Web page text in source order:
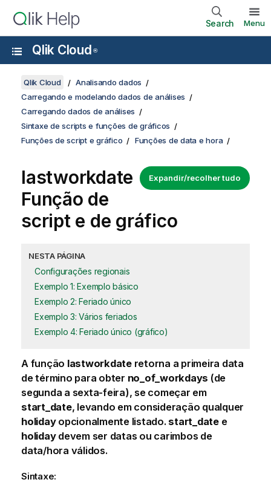
Search Menu
Qlik Cloud ®
Qlik Cloud
Analisando dados
Carregando e modelando dados de análises
Carregando dados de análises
Sintaxe de scripts e funções de gráficos
Funções de script e gráfico
Funções de data e hora
Expandir/recolher tudo
lastworkdate
Função de
script e de gráfico
NESTA PÁGINA
Configurações regionais
Exemplo 1: Exemplo básico
Exemplo 2: Feriado único
Exemplo 3: Vários feriados
Exemplo 4: Feriado único (gráfico)
A função lastworkdateretorna a primeira data
de término para obter no_of_workdays (de
segunda a sexta-feira), se começar em
start_date, levando em consideração qualquer
holidayopcionalmente listado. start_datee
holidaydevem ser datas ou carimbos de
data/hora válidos.
Sintaxe: